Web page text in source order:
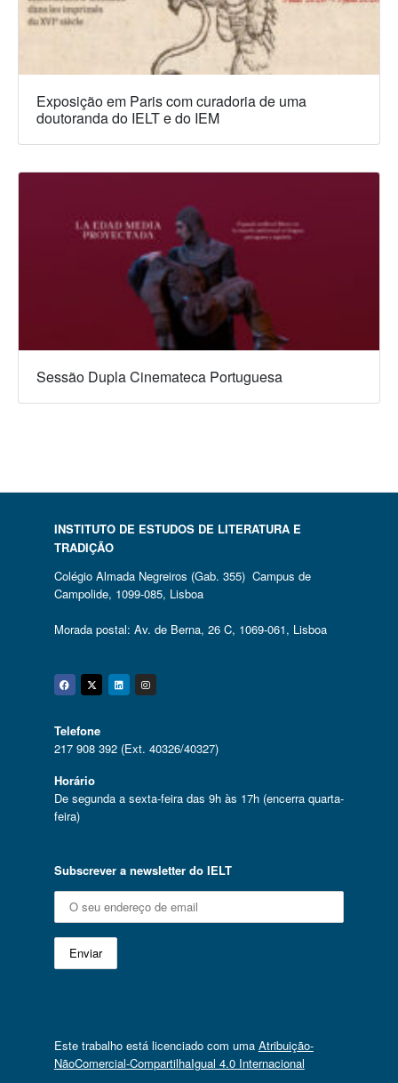
Exposição em Paris com curadoria de uma
doutoranda do IELT e do IEM
Sessão Dupla Cinemateca Portuguesa
INSTITUTO DE ESTUDOS DE LITERATURA E
TRADIÇÃO
Colégio Almada Negreiros (Gab. 355) Campus de
Campolide, 1099-085, Lisboa
Morada postal: Av. de Berna, 26 C, 1069-061, Lisboa
Facebook
Twitter
Linkedin
Instagram
Telefone
217 908 392 (Ext. 40326/40327)
Horário
De segunda a sexta-feira das 9h às 17h (encerra quarta-
feira)
Subscrever a newsletter do IELT
Este trabalho está licenciado com uma Atribuição-
NãoComercial-CompartilhaIgual 4.0 Internacional